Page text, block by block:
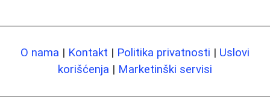
O nama | Kontakt | Politika privatnosti | Uslovi
korišćenja | Marketinški servisi